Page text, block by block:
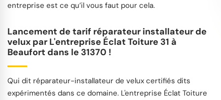
entreprise est ce qu’il vous faut pour cela.
Lancement de tarif réparateur installateur de
velux par L'entreprise Éclat Toiture 31 à
Beaufort dans le 31370 !
Qui dit réparateur-installateur de velux certifiés dits
expérimentés dans ce domaine. L'entreprise Éclat Toiture